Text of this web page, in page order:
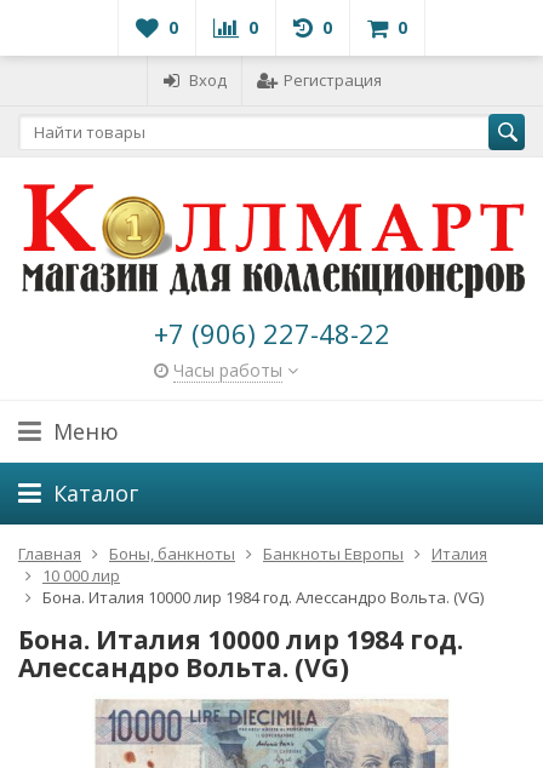
0 0 0 0
Вход Регистрация
+7 (906) 227-48-22
Часы работы
Меню
Каталог
Главная Боны, банкноты Банкноты Европы
Италия
10 000 лир
Бона. Италия 10000 лир 1984 год. Алессандро Вольта. (VG)
Бона. Италия 10000 лир 1984 год.
Алессандро Вольта. (VG)